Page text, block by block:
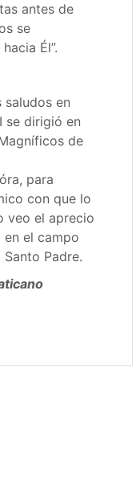
antes de
se
Él”.
saludos en
se dirigió en
de
para
con que lo
veo el aprecio
el campo
Padre.